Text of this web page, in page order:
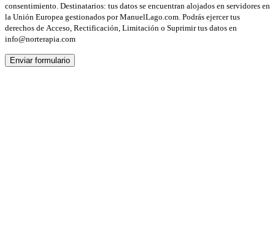
consentimiento. Destinatarios: tus datos se encuentran alojados en servidores en
la Unión Europea gestionados por ManuelLago.com. Podrás ejercer tus
derechos de Acceso, Rectificación, Limitación o Suprimir tus datos en
info@norterapia.com
Enviar formulario